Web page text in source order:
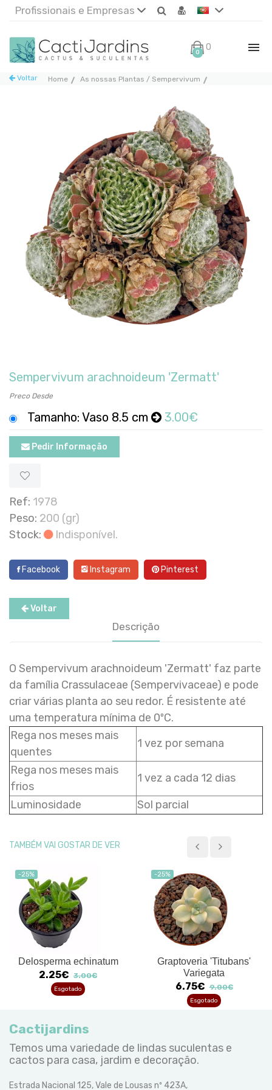
Profissionais e Empresas
0 0€
Home As nossas Plantas / Sempervivum
Voltar
Sempervivum arachnoideum 'Zermatt'
Preco Desde
Tamanho: Vaso 8.5 cm 3.00€
Pedir Informação
Ref: 1978
Peso: 200 (gr)
Stock:
Indisponível.
Facebook Instagram Pinterest
Voltar
Descrição
O Sempervivum arachnoideum 'Zermatt' faz parte
da família Crassulaceae (Sempervivaceae) e pode
criar várias planta ao seu redor. É resistente até
uma temperatura mínima de 0ºC.
Rega nos meses mais
quentes
1 vez por semana
Rega nos meses mais
frios
1 vez a cada 12 dias
Luminosidade
Sol parcial
TAMBÉM VAI GOSTAR DE VER
-25%
Delosperma echinatum
2.25€ 3.00€
Esgotado
-25%
Graptoveria 'Titubans'
Variegata
6.75€ 9.00€
Esgotado
Cactijardins
Temos uma variedade de lindas suculentas e
cactos para casa, jardim e decoração.
Estrada Nacional 125, Vale de Lousas nº 423A,